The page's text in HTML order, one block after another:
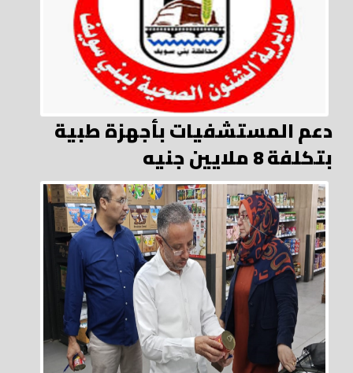
دعم المستشفيات بأجهزة طبية
بتكلفة 8 ملايين جنيه